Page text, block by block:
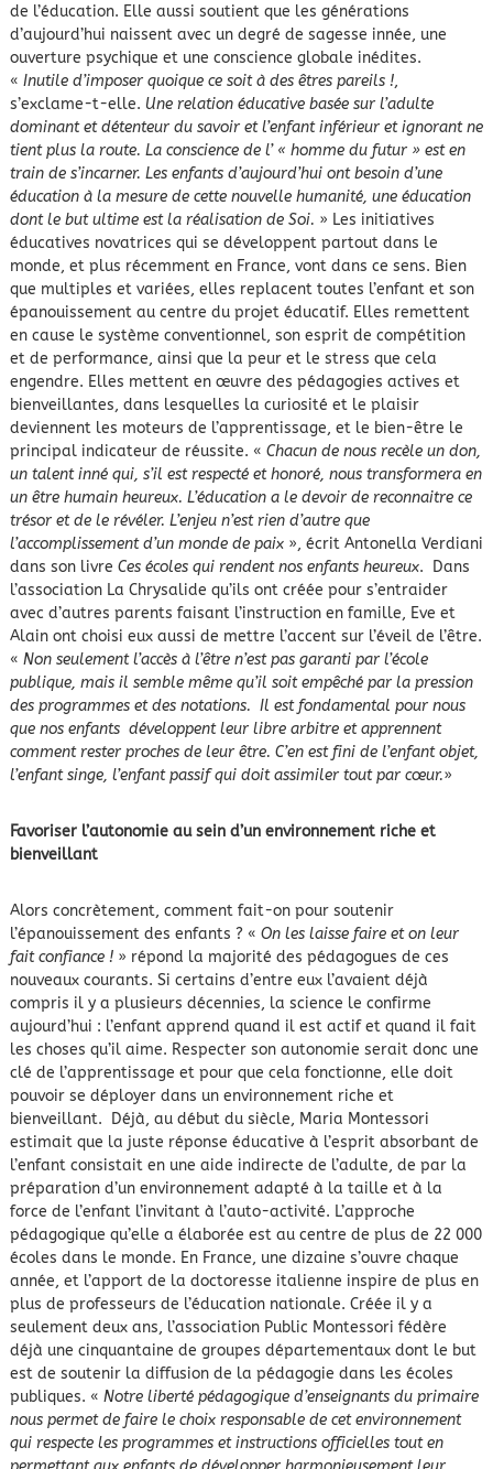
de l’éducation. Elle aussi soutient que les générations
d’aujourd’hui naissent avec un degré de sagesse innée, une
ouverture psychique et une conscience globale inédites.
« Inutile d’imposer quoique ce soit à des êtres pareils !,
s’exclame-t-elle. Une relation éducative basée sur l’adulte
dominant et détenteur du savoir et l’enfant inférieur et ignorant ne
tient plus la route. La conscience de l’ « homme du futur » est en
train de s’incarner. Les enfants d’aujourd’hui ont besoin d’une
éducation à la mesure de cette nouvelle humanité, une éducation
dont le but ultime est la réalisation de Soi. » Les initiatives
éducatives novatrices qui se développent partout dans le
monde, et plus récemment en France, vont dans ce sens. Bien
que multiples et variées, elles replacent toutes l’enfant et son
épanouissement au centre du projet éducatif. Elles remettent
en cause le système conventionnel, son esprit de compétition
et de performance, ainsi que la peur et le stress que cela
engendre. Elles mettent en œuvre des pédagogies actives et
bienveillantes, dans lesquelles la curiosité et le plaisir
deviennent les moteurs de l’apprentissage, et le bien-être le
principal indicateur de réussite. « Chacun de nous recèle un don,
un talent inné qui, s’il est respecté et honoré, nous transformera en
un être humain heureux. L’éducation a le devoir de reconnaitre ce
trésor et de le révéler. L’enjeu n’est rien d’autre que
l’accomplissement d’un monde de paix», écrit Antonella Verdiani
dans son livre Ces écoles qui rendent nos enfants heureux. Dans
l’association La Chrysalide qu’ils ont créée pour s’entraider
avec d’autres parents faisant l’instruction en famille, Eve et
Alain ont choisi eux aussi de mettre l’accent sur l’éveil de l’être.
« Non seulement l’accès à l’être n’est pas garanti par l’école
publique, mais il semble même qu’il soit empêché par la pression
des programmes et des notations. Il est fondamental pour nous
que nos enfants développent leur libre arbitre et apprennent
comment rester proches de leur être. C’en est fini de l’enfant objet,
l’enfant singe, l’enfant passif qui doit assimiler tout par cœur.»
Favoriser l’autonomie au sein d’un environnement riche et
bienveillant
Alors concrètement, comment fait-on pour soutenir
l’épanouissement des enfants ? « On les laisse faire et on leur
fait confiance !» répond la majorité des pédagogues de ces
nouveaux courants. Si certains d’entre eux l’avaient déjà
compris il y a plusieurs décennies, la science le confirme
aujourd’hui : l’enfant apprend quand il est actif et quand il fait
les choses qu’il aime. Respecter son autonomie serait donc une
clé de l’apprentissage et pour que cela fonctionne, elle doit
pouvoir se déployer dans un environnement riche et
bienveillant. Déjà, au début du siècle, Maria Montessori
estimait que la juste réponse éducative à l’esprit absorbant de
l’enfant consistait en une aide indirecte de l’adulte, de par la
préparation d’un environnement adapté à la taille et à la
force de l’enfant l’invitant à l’auto-activité. L’approche
pédagogique qu’elle a élaborée est au centre de plus de 22 000
écoles dans le monde. En France, une dizaine s’ouvre chaque
année, et l’apport de la doctoresse italienne inspire de plus en
plus de professeurs de l’éducation nationale. Créée il y a
seulement deux ans, l’association Public Montessori fédère
déjà une cinquantaine de groupes départementaux dont le but
est de soutenir la diffusion de la pédagogie dans les écoles
publiques. « Notre liberté pédagogique d’enseignants du primaire
nous permet de faire le choix responsable de cet environnement
qui respecte les programmes et instructions officielles tout en